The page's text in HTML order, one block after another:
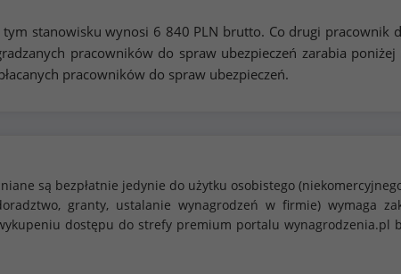
tym stanowisku wynosi 6 840 PLN brutto. Co drugi pracownik
pracowników do spraw ubezpieczeń zarabia poniżej
pracowników do spraw ubezpieczeń.
są bezpłatnie jedynie do użytku osobistego
granty, ustalanie wynagrodzeń w firmie) wymaga
dostępu do strefy premium portalu wynagrodzenia.pl